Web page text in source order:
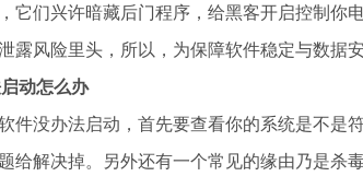
它们兴许暗藏后门程序，给黑客开启控制你
露风险里头，所以，为保障软件稳定与数据
动怎么办
件没办法启动，首先要查看你的系统是不是
给解决掉。另外还有一个常见的缘由乃是杀